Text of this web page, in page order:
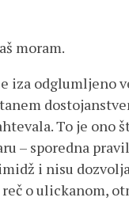
moram.
iza odglumljeno
To je ono
– sporedna
i nisu
o ulickanom,